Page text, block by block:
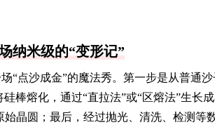
纳米级的“变形记”
“点沙成金”的魔法秀。第一步是从普通
棒熔化，通过“直拉法”或“区熔法”生长
始晶圆；最后，经过抛光、清洗、检测等